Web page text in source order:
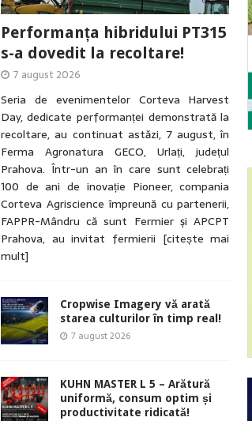
Performanța hibridului PT315
s-a dovedit la recoltare!
7 august 2026
Seria de evenimentelor Corteva Harvest
Day, dedicate performanței demonstrată la
recoltare, au continuat astăzi, 7 august, în
Ferma Agronatura GECO, Urlați, județul
Prahova. Într-un an în care sunt celebrați
100 de ani de inovație Pioneer, compania
Corteva Agriscience împreună cu partenerii,
FAPPR-Mândru că sunt Fermier şi APCPT
Prahova, au invitat fermierii [citește mai
mult]
Cropwise Imagery vă arată
starea culturilor în timp real!
7 august 2026
KUHN MASTER L 5 – Arătură
uniformă, consum optim și
productivitate ridicată!